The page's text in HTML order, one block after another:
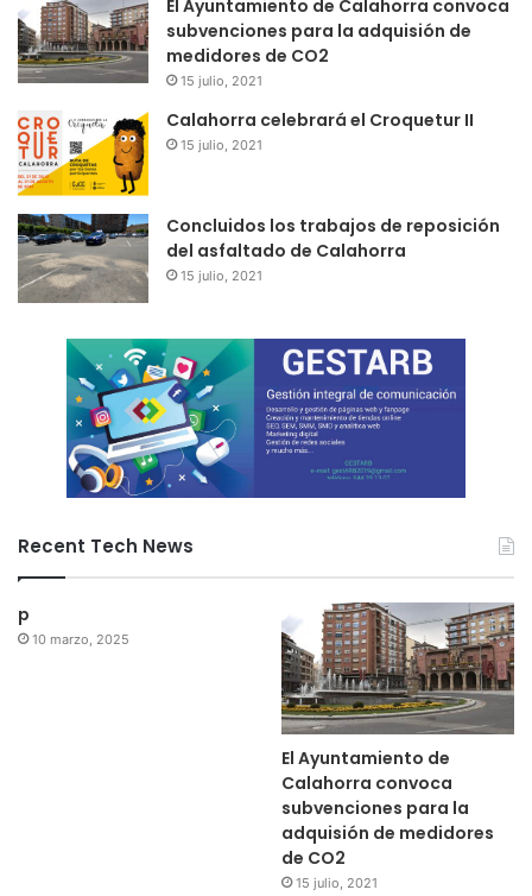
El Ayuntamiento de Calahorra convoca
subvenciones para la adquisión de
medidores de CO2
15 julio, 2021
Calahorra celebrará el Croquetur II
15 julio, 2021
Concluidos los trabajos de reposición
del asfaltado de Calahorra
15 julio, 2021
Recent Tech News
p
10 marzo, 2025
El Ayuntamiento de
Calahorra convoca
subvenciones para la
adquisión de medidores
de CO2
15 julio, 2021